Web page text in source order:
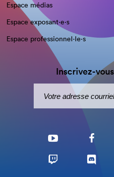
Espace médias
Espace exposant·e⋅s
Espace professionnel·le⋅s
Inscrivez-